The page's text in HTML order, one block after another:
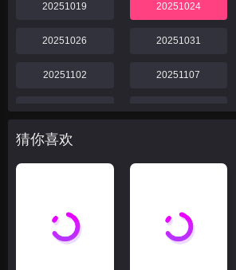
20251019 20251024
20251026 20251031
20251102 20251107
20251109 20251114
猜你喜欢